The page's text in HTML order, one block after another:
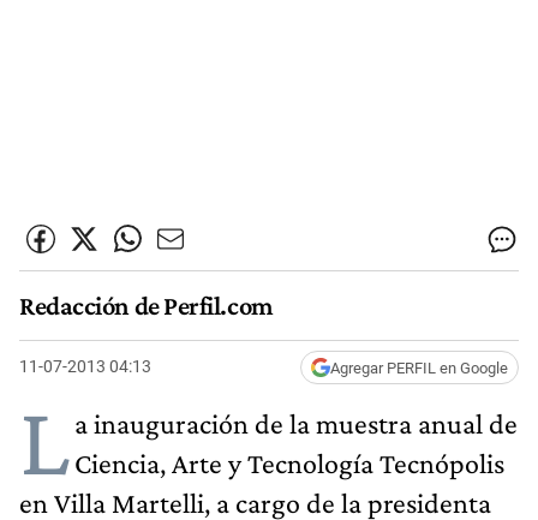
Redacción de Perfil.com
11-07-2013 04:13 Agregar PERFIL en Google
La inauguración de la muestra anual de
Ciencia, Arte y Tecnología Tecnópolis
en Villa Martelli, a cargo de la presidenta